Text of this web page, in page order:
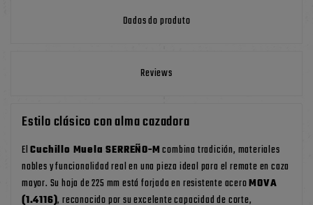
Dados do produto
Reviews
Estilo clásico con alma cazadora
ElCuchillo Muela SERREÑO-Mcombina tradición, materiales
nobles y funcionalidad real en una pieza ideal para el remate en caza
mayor. Su hoja de 225 mm está forjada en resistente aceroMOVA
(1.4116), reconocido por su excelente capacidad de corte,